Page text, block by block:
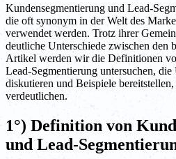
Kundensegmentierung und Lead-
die oft synonym in der Welt des
verwendet werden. Trotz ihrer
deutliche Unterschiede zwischen den
Artikel werden wir die Definitionen
Lead-Segmentierung untersuchen,
diskutieren und Beispiele
verdeutlichen.
1°) Definition von
und Lead-